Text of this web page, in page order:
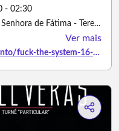
- 02:30
Roots Rock Pub, Avenida Nossa Senhora de Fátima - Teresina/Piauí
Ver mais
https://www.sympla.com.br/evento/fuck-the-system-16-de-agosto-teresina-roots-pub/3403387